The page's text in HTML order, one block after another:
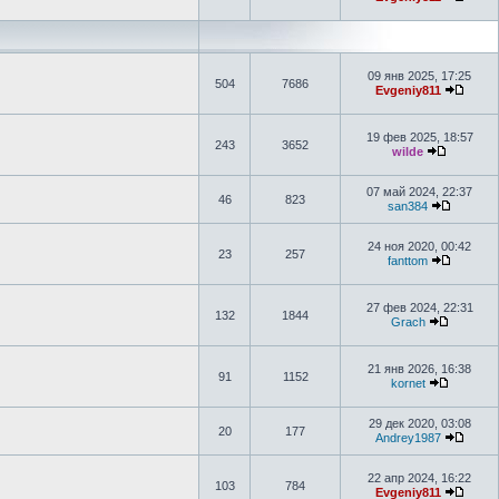
504 7686
09 янв 2025, 17:25
Evgeniy811
243 3652
19 фев 2025, 18:57
wilde
46 823
07 май 2024, 22:37
san384
23 257
24 ноя 2020, 00:42
fanttom
132 1844
27 фев 2024, 22:31
Grach
91 1152
21 янв 2026, 16:38
kornet
20 177
29 дек 2020, 03:08
Andrey1987
103 784
22 апр 2024, 16:22
Evgeniy811